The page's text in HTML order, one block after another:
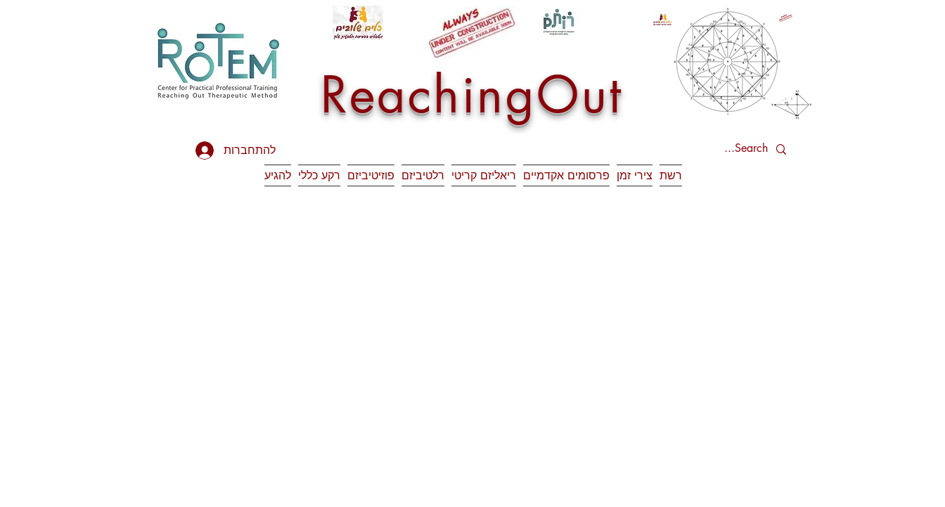
להתחברות
ReachingOut
להגיע רקע כללי פוזיטיביזם רלטיביזם ריאליזם קריטי פרסומים אקדמיים צירי זמן רשת